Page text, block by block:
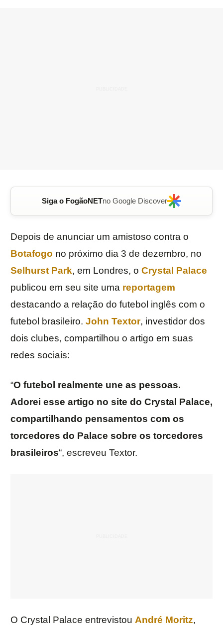
Siga o FogãoNETno Google Discover
Depois de anunciar um amistoso contra o
Botafogo no próximo dia 3 de dezembro, no
Selhurst Park, em Londres, o Crystal Palace
publicou em seu site uma reportagem
destacando a relação do futebol inglês com o
futebol brasileiro. John Textor, investidor dos
dois clubes, compartilhou o artigo em suas
redes sociais:
“O futebol realmente une as pessoas.
Adorei esse artigo no site do Crystal Palace,
compartilhando pensamentos com os
torcedores do Palace sobre os torcedores
brasileiros“, escreveu Textor.
O Crystal Palace entrevistou André Moritz,